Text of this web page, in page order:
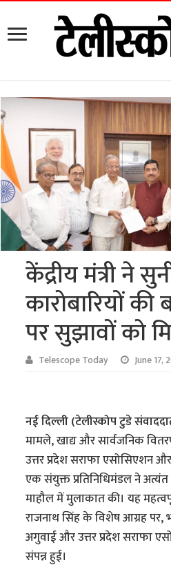
केंद्रीय मंत्री ने
कारोबारियों की
पर सुझावों को
Telescope Today June 17,
​नई दिल्ली (टेलीस्कोप टुडे
मामले, खाद्य और सार्वजनिक
उत्तर प्रदेश सराफा एसोसिएशन और
एक संयुक्त प्रतिनिधिमंडल ने
माहौल में मुलाकात की। यह
राजनाथ सिंह के विशेष आग्रह पर,
अगुवाई और उत्तर प्रदेश सराफा
संपन्न हुई।